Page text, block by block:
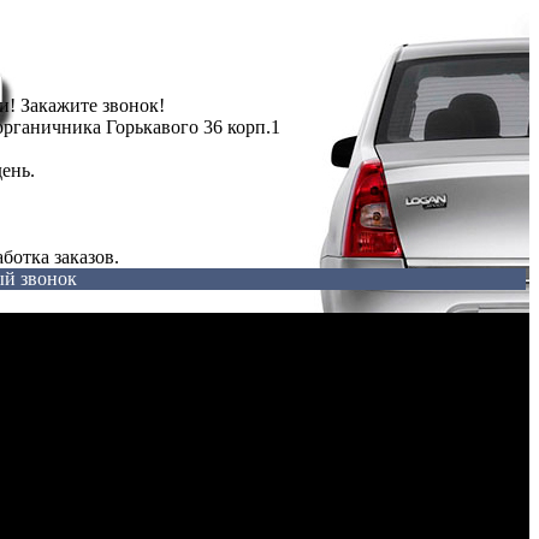
Закажите звонок!
Горькавого 36 корп.1
заказов.
звонок